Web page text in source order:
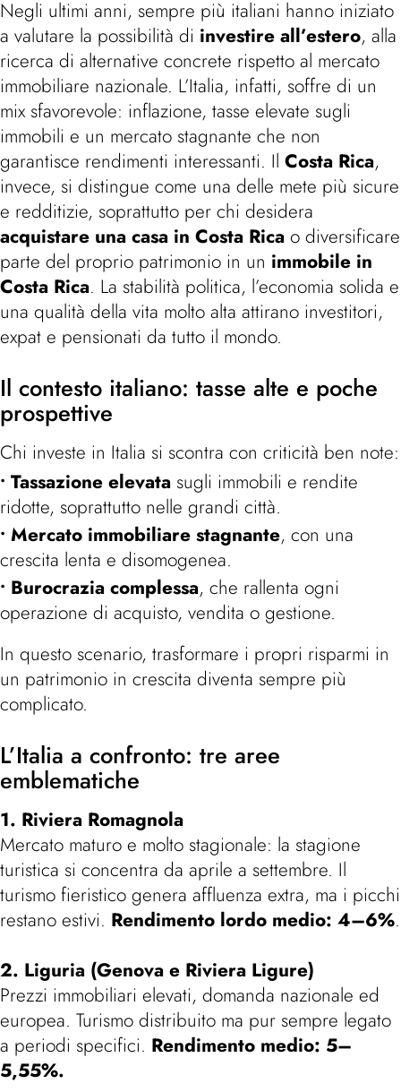
Negli ultimi anni, sempre più italiani hanno iniziato
a valutare la possibilità di investire all’estero, alla
ricerca di alternative concrete rispetto al mercato
immobiliare nazionale. L’Italia, infatti, soffre di un
mix sfavorevole: inflazione, tasse elevate sugli
immobili e un mercato stagnante che non
garantisce rendimenti interessanti. Il Costa Rica,
invece, si distingue come una delle mete più sicure
e redditizie, soprattutto per chi desidera
acquistare una casa in Costa Rica o diversificare
parte del proprio patrimonio in un immobile in
Costa Rica. La stabilità politica, l’economia solida e
una qualità della vita molto alta attirano investitori,
expat e pensionati da tutto il mondo.
Il contesto italiano: tasse alte e poche
prospettive
Chi investe in Italia si scontra con criticità ben note:
Tassazione elevata sugli immobili e rendite
ridotte, soprattutto nelle grandi città.
Mercato immobiliare stagnante, con una
crescita lenta e disomogenea.
Burocrazia complessa, che rallenta ogni
operazione di acquisto, vendita o gestione.
In questo scenario, trasformare i propri risparmi in
un patrimonio in crescita diventa sempre più
complicato.
L’Italia a confronto: tre aree
emblematiche
1. Riviera Romagnola
Mercato maturo e molto stagionale: la stagione
turistica si concentra da aprile a settembre. Il
turismo fieristico genera affluenza extra, ma i picchi
restano estivi. Rendimento lordo medio: 4–6%.
2. Liguria (Genova e Riviera Ligure)
Prezzi immobiliari elevati, domanda nazionale ed
europea. Turismo distribuito ma pur sempre legato
a periodi specifici. Rendimento medio: 5–
5,55%.